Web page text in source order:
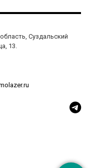
Суздальский
13.